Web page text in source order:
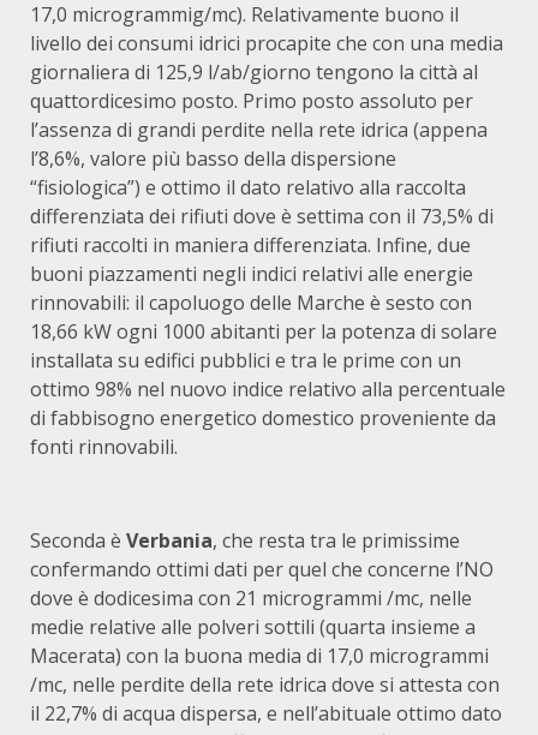
17,0 microgrammig/mc). Relativamente buono il
livello dei consumi idrici procapite che con una media
giornaliera di 125,9 l/ab/giorno tengono la città al
quattordicesimo posto. Primo posto assoluto per
l’assenza di grandi perdite nella rete idrica (appena
l’8,6%, valore più basso della dispersione
“fisiologica”) e ottimo il dato relativo alla raccolta
differenziata dei rifiuti dove è settima con il 73,5% di
rifiuti raccolti in maniera differenziata. Infine, due
buoni piazzamenti negli indici relativi alle energie
rinnovabili: il capoluogo delle Marche è sesto con
18,66 kW ogni 1000 abitanti per la potenza di solare
installata su edifici pubblici e tra le prime con un
ottimo 98% nel nuovo indice relativo alla percentuale
di fabbisogno energetico domestico proveniente da
fonti rinnovabili.
Seconda è Verbania, che resta tra le primissime
confermando ottimi dati per quel che concerne l’NO
dove è dodicesima con 21 microgrammi /mc, nelle
medie relative alle polveri sottili (quarta insieme a
Macerata) con la buona media di 17,0 microgrammi
/mc, nelle perdite della rete idrica dove si attesta con
il 22,7% di acqua dispersa, e nell’abituale ottimo dato